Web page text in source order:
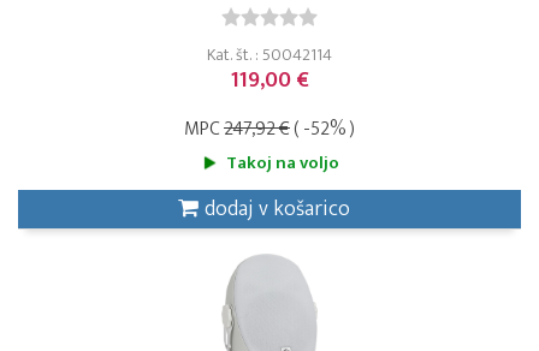
Kat. št. : 50042114
119,00 €
MPC247,92 €( -52% )
Takoj na voljo
dodaj v košarico